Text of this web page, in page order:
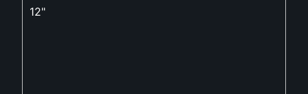
12"